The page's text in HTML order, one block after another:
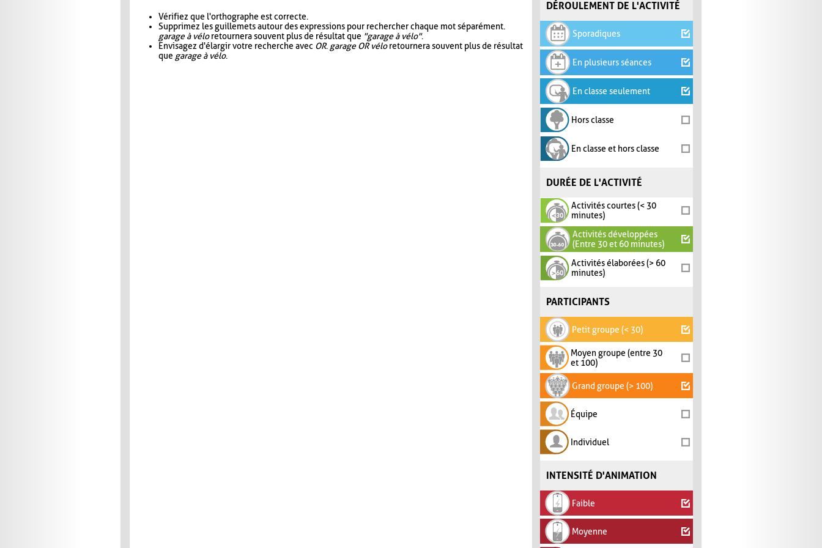
DÉROULEMENT DE L'ACTIVITÉ
Sporadiques
En plusieurs séances
En classe seulement
Hors classe
En classe et hors classe
DURÉE DE L'ACTIVITÉ
Activités courtes (< 30
minutes)
Activités développées
(Entre 30 et 60 minutes)
Activités élaborées (> 60
minutes)
PARTICIPANTS
Petit groupe (< 30)
Moyen groupe (entre 30
et 100)
Grand groupe (> 100)
Équipe
Individuel
INTENSITÉ D'ANIMATION
Faible
Moyenne
Vérifiez que l'orthographe est correcte.
Supprimez les guillemets autour des expressions pour rechercher chaque mot séparément.
garage à véloretournera souvent plus de résultat que "garage à vélo".
Envisagez d'élargir votre recherche avec OR. garage OR véloretournera souvent plus de résultat
que garage à vélo.